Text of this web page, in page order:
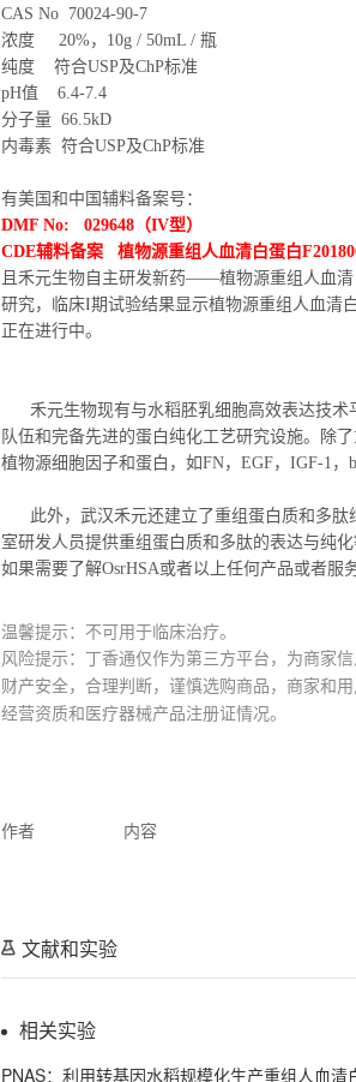
CAS No 70024-90-7
浓度 20%，10g / 50mL / 瓶
纯度 符合USP及ChP标准
pH值 6.4-7.4
分子量 66.5kD
内毒素 符合USP及ChP标准
有美国和中国辅料备案号：
DMF No: 029648（IV型）
CDE辅料备案 植物源重组人血清白蛋白
且禾元生物自主研发新药——植物源重组人血
研究，临床I期试验结果显示植物源重组人血清
正在进行中。
禾元生物现有与水稻胚乳细胞高效表达技术
队伍和完备先进的蛋白纯化工艺研究设施。除
植物源细胞因子和蛋白，如FN，EGF，IGF-1，
此外，武汉禾元还建立了重组蛋白质和多肽
室研发人员提供重组蛋白质和多肽的表达与纯化
如果需要了解OsrHSA或者以上任何产品或者服
温馨提示：不可用于临床治疗。
风险提示：丁香通仅作为第三方平台，为商家
财产安全，合理判断，谨慎选购商品，商家和
经营资质和医疗器械产品注册证情况。
作者 内容
文献和实验
相关实验
PNAS：利用转基因水稻规模化生产重组人血清